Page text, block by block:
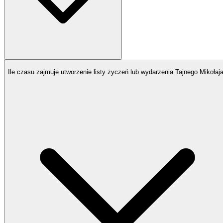
Ile czasu zajmuje utworzenie listy życzeń lub wydarzenia Tajnego